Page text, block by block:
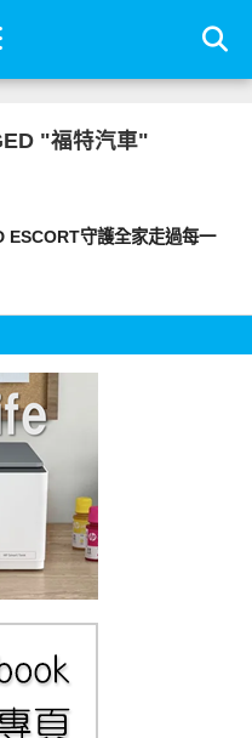
"福特汽車"
ESCORT守護全家走過每一